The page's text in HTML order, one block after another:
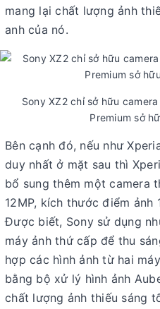
mang lại chất lượng ảnh
anh của nó.
Sony XZ2 chỉ sở hữu
Premium sở
Bên cạnh đó, nếu như
duy nhất ở mặt sau thì
bổ sung thêm một camera
12MP, kích thước điểm ảnh
Được biết, Sony sử dụng
máy ảnh thứ cấp để thu
hợp các hình ảnh từ hai
bằng bộ xử lý hình ảnh
chất lượng ảnh thiếu sáng